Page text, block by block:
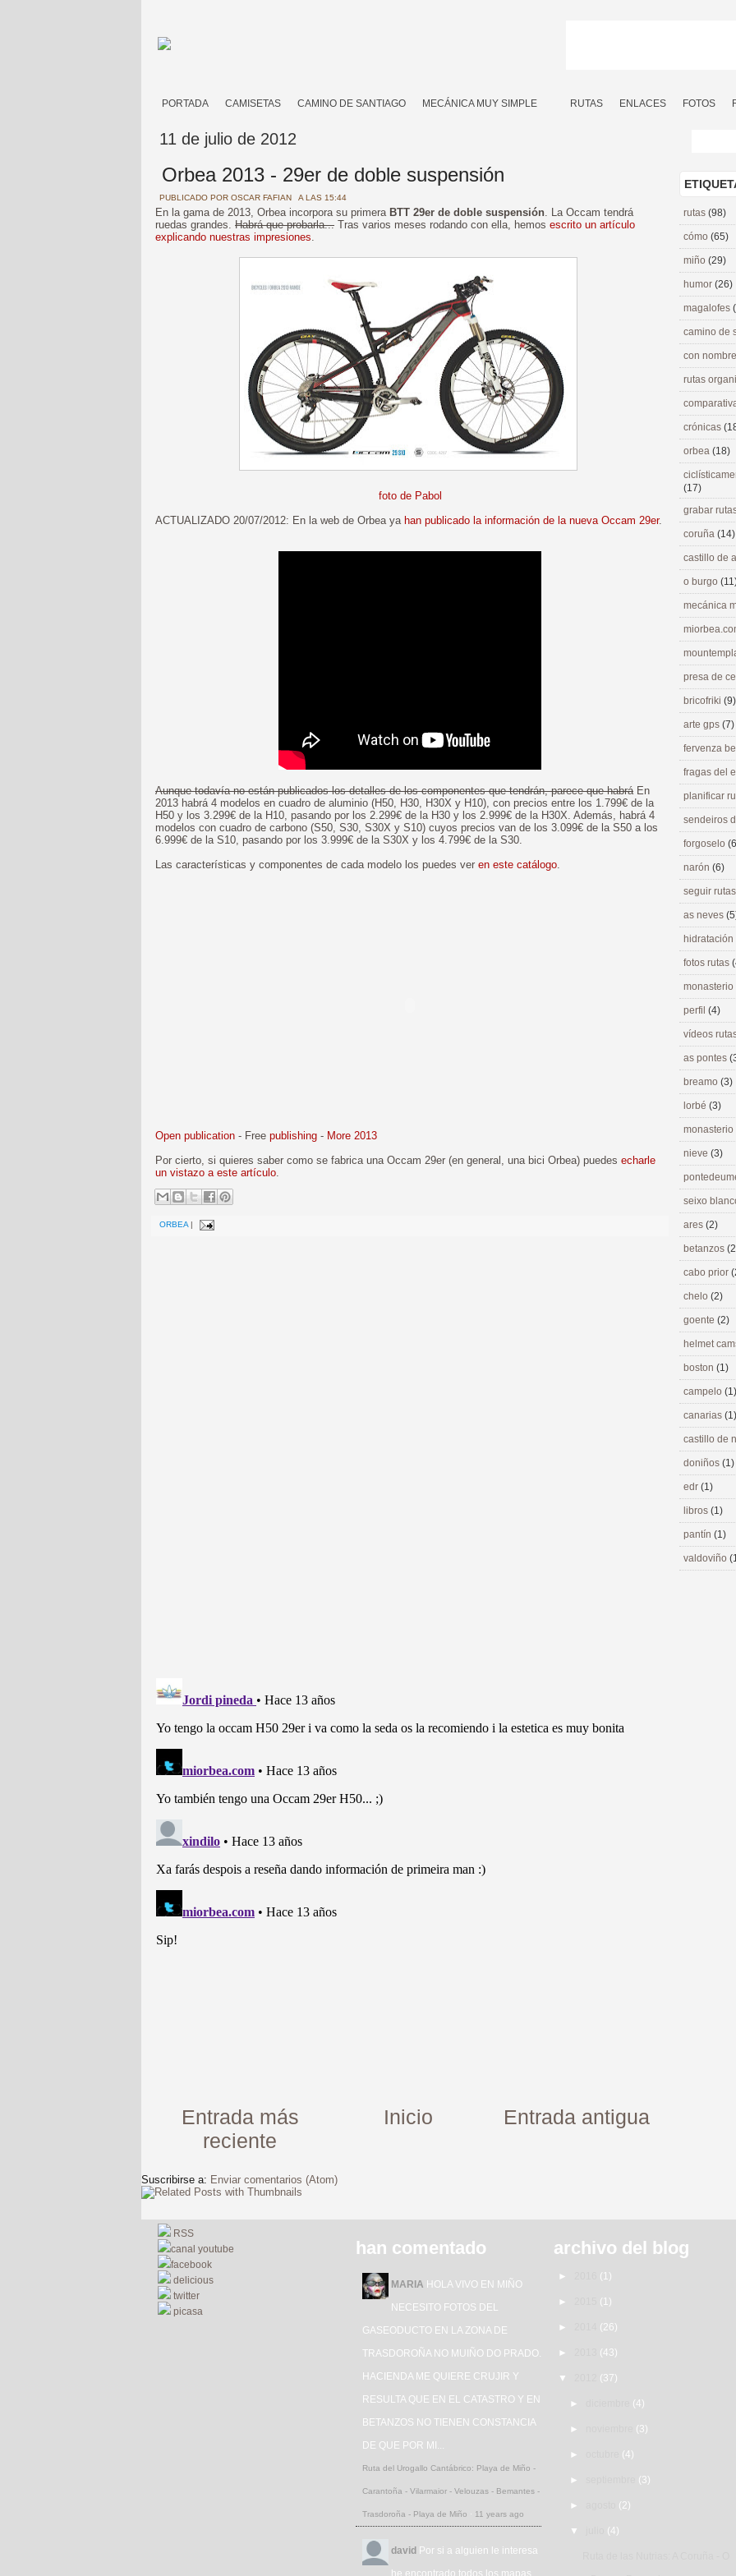
PORTADA CAMISETAS CAMINO DE SANTIAGO MECÁNICA MUY SIMPLE RUTAS ENLACES FOTOS
11 de julio de 2012
Orbea 2013 - 29er de doble suspensión
PUBLICADO POR OSCAR FAFIAN A LAS 15:44
En la gama de 2013, Orbea incorpora su primera BTT 29er de doble suspensión. La Occam tendrá
ruedas grandes. Habrá que probarla... Tras varios meses rodando con ella, hemos escrito un artículo
explicando nuestras impresiones.
foto de Pabol
ACTUALIZADO 20/07/2012: En la web de Orbea ya han publicado la información de la nueva Occam 29er.
Aunque todavía no están publicados los detalles de los componentes que tendrán, parece que habráEn
2013 habrá 4 modelos en cuadro de aluminio (H50, H30, H30X y H10), con precios entre los 1.799€ de la
H50 y los 3.299€ de la H10, pasando por los 2.299€ de la H30 y los 2.999€ de la H30X. Además, habrá 4
modelos con cuadro de carbono (S50, S30, S30X y S10) cuyos precios van de los 3.099€ de la S50 a los
6.999€ de la S10, pasando por los 3.999€ de la S30X y los 4.799€ de la S30.
Las características y componentes de cada modelo los puedes ver en este catálogo.
Open publication - Free publishing - More 2013
Por cierto, si quieres saber como se fabrica una Occam 29er (en general, una bici Orbea) puedes echarle
un vistazo a este artículo.
ORBEA |
Entrada más
reciente
Entrada antigua
Inicio
Suscribirse a: Enviar comentarios (Atom)
rutas (98)
cómo (65)
miño (29)
humor (26)
magalofes
camino de
con
rutas
crónicas
orbea (18)
(17)
grabar
coruña (14)
castillo de
o burgo
mecánica
presa de
bricofriki (9)
arte gps (7)
fervenza
fragas del
planificar
sendeiros
forgoselo
narón (6)
seguir
as neves
hidratación
fotos rutas
perfil (4)
vídeos
as pontes
breamo (3)
lorbé (3)
nieve (3)
seixo
ares (2)
betanzos
cabo prior
chelo (2)
goente (2)
helmet
boston (1)
campelo (1)
canarias (1)
castillo de
doniños (1)
edr (1)
libros (1)
pantín (1)
valdoviño
RSS
canal youtube
facebook
delicious
twitter
picasa
han comentado
MARIA HOLA VIVO EN MIÑO
NECESITO FOTOS DEL
GASEODUCTO EN LA ZONA DE
TRASDOROÑA NO MUIÑO DO PRADO.
HACIENDA ME QUIERE CRUJIR Y
RESULTA QUE EN EL CATASTRO Y EN
BETANZOS NO TIENEN CONSTANCIA
DE QUE POR MI...
Ruta del Urogallo Cantábrico: Playa de Miño -
Carantoña - Vilarmaior - Velouzas - Bemantes -
Trasdoroña - Playa de Miño · 11 years ago
david Por si a alguien le interesa
he encontrado todos los mapas
archivo del blog
► (1)
► (1)
► (26)
► (43)
▼ (37)
► (4)
► (3)
► (4)
► (3)
► (2)
▼ (4)